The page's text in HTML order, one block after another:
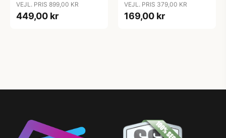
VEJL. PRIS 899,00 KR
449,00 kr
VEJL. PRIS 379,00 KR
169,00 kr